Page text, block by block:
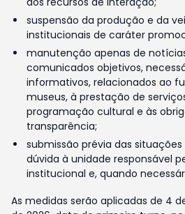
suspensão da produção e da
institucionais de caráter
manutenção apenas de
comunicados objetivos,
informativos, relacionados ao
museus, à prestação de
programação cultural e às
transparência;
submissão prévia das
dúvida à unidade responsável
institucional e, quando
As medidas serão aplicadas de 4